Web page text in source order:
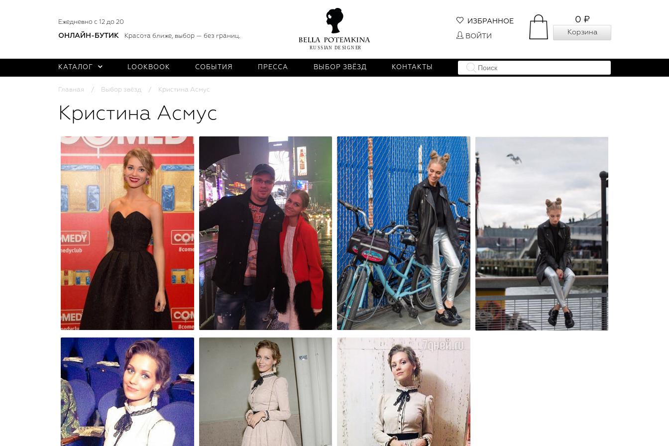
Ежедневно с 12 до 20
ОНЛАЙН-БУТИК Красота ближе, выбор — без границ.
0 ₽
Корзина
ИЗБРАННОЕ
ВОЙТИ
КАТАЛОГ LOOKBOOK СОБЫТИЯ ПРЕССА ВЫБОР ЗВЁЗД КОНТАКТЫ
Главная Выбор звёзд Кристина Асмус
Кристина Асмус